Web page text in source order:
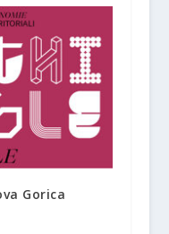
Gorica